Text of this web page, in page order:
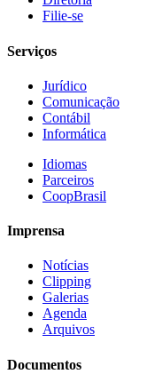
Filie-se
Serviços
Jurídico
Comunicação
Contábil
Informática
Idiomas
Parceiros
CoopBrasil
Imprensa
Notícias
Clipping
Galerias
Agenda
Arquivos
Documentos